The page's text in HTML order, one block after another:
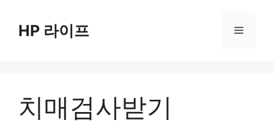
HP 라이프 메
치매검사받기